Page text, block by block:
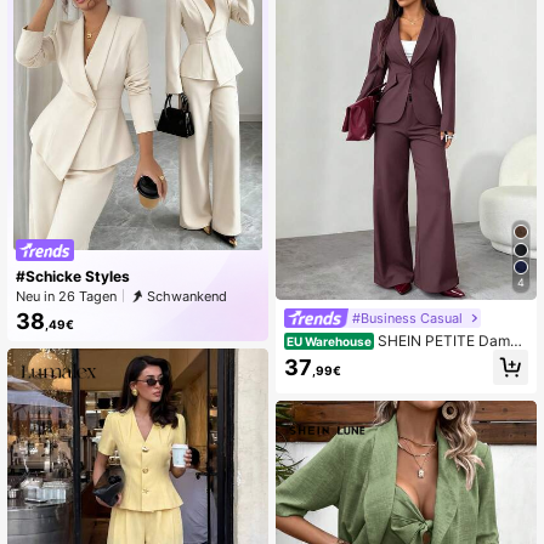
#Schicke Styles
Neu in 26 Tagen Schwankend
38 ,49€
4
#Business Casual
EU Warehouse SHEIN PETITE Damen
anzug in Burgunderrot, geeignet für
den Arbeitsweg im Herbst und Wint
e + Anzughose, Büro-Outfit-Set für
zierliche Frauen
37 ,99€